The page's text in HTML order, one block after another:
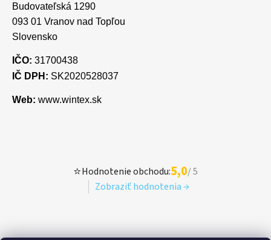
Budovateľská 1290
093 01 Vranov nad Topľou
Slovensko
IČO: 31700438
IČ DPH: SK2020528037
Web: www.wintex.sk
⭐Hodnotenie obchodu:5,0/ 5
Zobraziť hodnotenia →